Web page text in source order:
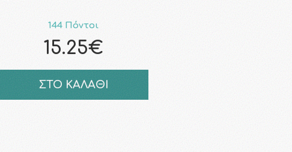
144 Πόντοι
15.25€
ΣΤΟ ΚΑΛΑΘΙ